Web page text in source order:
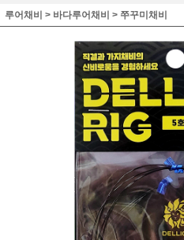
루어채비 > 바다루어채비 > 쭈꾸미채비